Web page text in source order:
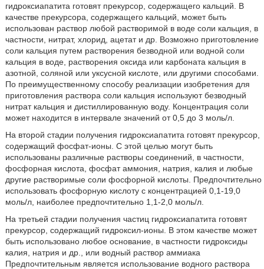
гидроксиапатита готовят прекурсор, содержащего кальций. В
качестве прекурсора, содержащего кальций, может быть
использован раствор любой растворимой в воде соли кальция, в
частности, нитрат, хлорид, ацетат и др. Возможно приготовление
соли кальция путем растворения безводной или водной соли
кальция в воде, растворения оксида или карбоната кальция в
азотной, соляной или уксусной кислоте, или другими способами.
По преимущественному способу реализации изобретения для
приготовления раствора соли кальция используют безводный
нитрат кальция и дистиллированную воду. Концентрация соли
может находится в интервале значений от 0,5 до 3 моль/л.
На второй стадии получения гидроксиапатита готовят прекурсор,
содержащий фосфат-ионы. С этой целью могут быть
использованы различные растворы соединений, в частности,
фосфорная кислота, фосфат аммония, натрия, калия и любые
другие растворимые соли фосфорной кислоты. Предпочтительно
использовать фосфорную кислоту с концентрацией 0,1-19,0
моль/л, наиболее предпочтительно 1,1-2,0 моль/л.
На третьей стадии получения частиц гидроксиапатита готовят
прекурсор, содержащий гидроксил-ионы. В этом качестве может
быть использовано любое основание, в частности гидроксиды
калия, натрия и др., или водный раствор аммиака
Предпочтительным является использование водного раствора